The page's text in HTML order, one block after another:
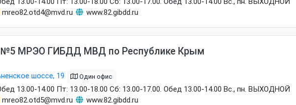
mreo82.otd4@mvd.ru www.82.gibdd.ru
№5 МРЭО ГИБДД МВД по Республике Крым
шоссе, 19 Один офис
13.00-14.00 Пт: 13.00-18.00 Сб: 13.00-17.00. Обед 13.00-14.00 Вс., пн. ВЫХОДНОЙ
mreo82.otd5@mvd.ru www.82.gibdd.ru